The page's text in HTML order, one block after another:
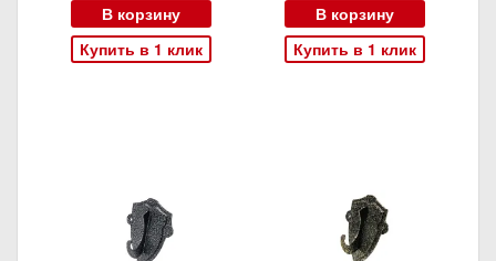
В корзину
Купить в 1 клик
В корзину
Купить в 1 клик